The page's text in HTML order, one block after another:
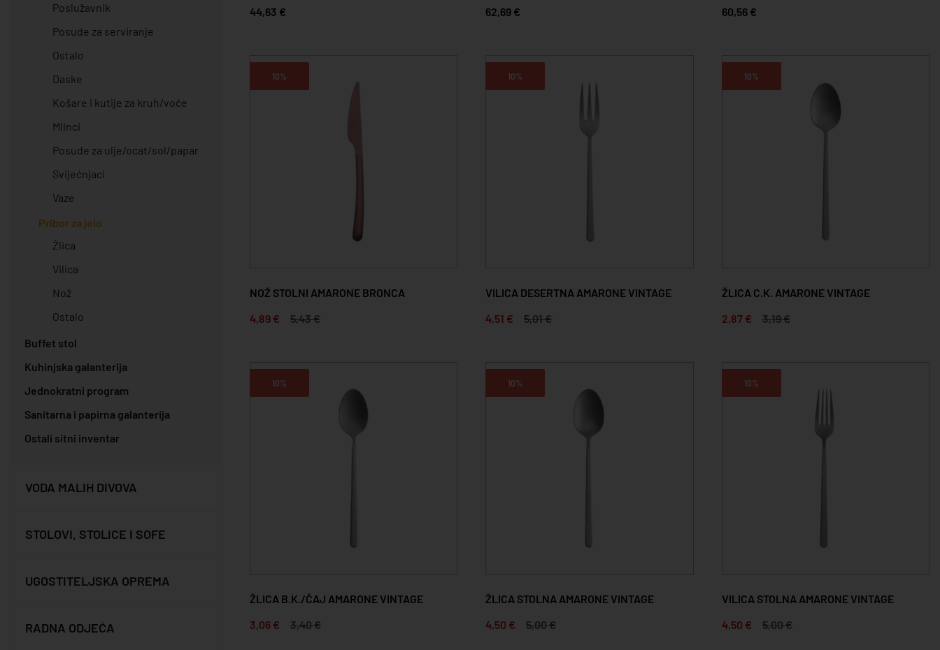
Poslužavnik
Posude za serviranje
Ostalo
Daske
Košare i kutije za kruh/voće
Mlinci
Posude za ulje/ocat/sol/papar
Svijećnjaci
Vaze
Pribor za jelo
Žlica
Vilica
Nož
Ostalo
Buffet stol
Kuhinjska galanterija
Jednokratni program
Sanitarna i papirna galanterija
Ostali sitni inventar
VODA MALIH DIVOVA
STOLOVI, STOLICE I SOFE
UGOSTITELJSKA OPREMA
RADNA ODJEĆA
44,63 €
62,69 €
60,56 €
10%
NOŽ STOLNI AMARONE BRONCA
4,89 €
5,43 €
10%
VILICA DESERTNA AMARONE VINTAGE
4,51 €
5,01 €
10%
ŽLICA C.K. AMARONE VINTAGE
2,87 €
3,19 €
10%
ŽLICA B.K./ČAJ AMARONE VINTAGE
3,06 €
3,40 €
10%
ŽLICA STOLNA AMARONE VINTAGE
4,50 €
5,00 €
10%
VILICA STOLNA AMARONE VINTAGE
4,50 €
5,00 €